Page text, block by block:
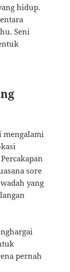
hidup.
Seni
mengalami
sore
yang
pernah